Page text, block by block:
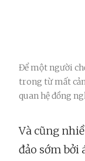
Để một người
trong từ mất
quan hệ đồng
Và cũng
đảo sớm bởi